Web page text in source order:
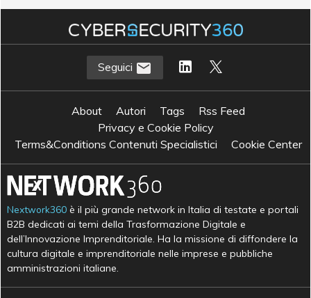
Seguici
About Autori Tags
Rss Feed
Privacy e Cookie Policy
Terms&Conditions Contenuti Specialistici
Cookie Center
Nextwork360 è il più grande network in Italia di testate e portali
B2B dedicati ai temi della Trasformazione Digitale e
dell’Innovazione Imprenditoriale. Ha la missione di diffondere la
cultura digitale e imprenditoriale nelle imprese e pubbliche
amministrazioni italiane.